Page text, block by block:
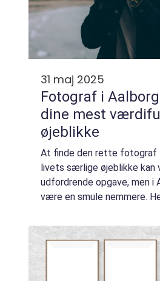
31 maj 2025
Fotograf i
dine mest
øjeblikke
At finde den rette fotograf
livets særlige øjeblikke kan
udfordrende opgave, men i
være en smule nemmere.
billeder, ...